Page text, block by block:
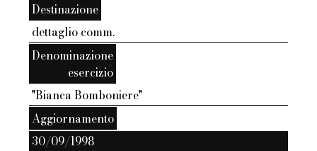
Destinazione
dettaglio comm.
Denominazione
esercizio
"Bianca Bomboniere"
Aggiornamento
30/09/1998